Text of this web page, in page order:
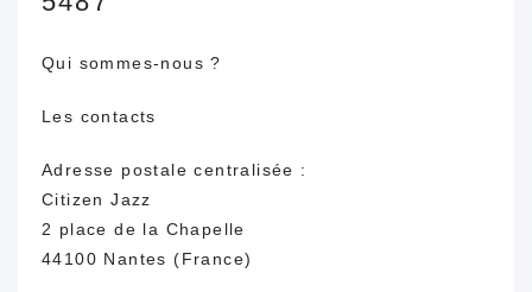
Qui sommes-nous ?
Les contacts
Adresse postale centralisée :
Citizen Jazz
2 place de la Chapelle
44100 Nantes (France)